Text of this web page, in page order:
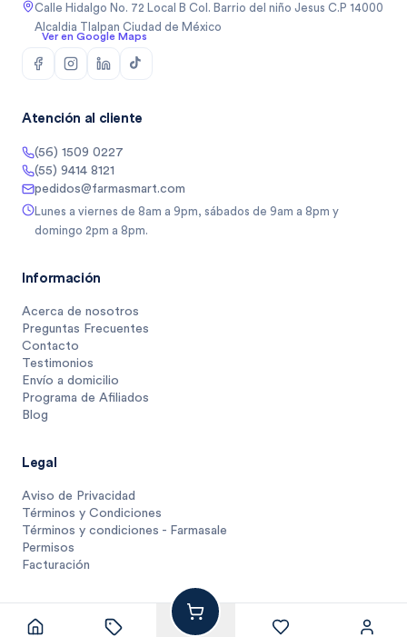
1 unidad $16.1
$16.1
Calle Hidalgo No. 72 Local B Col. Barrio del niño Jesus C.P 14000
Alcaldia Tlalpan Ciudad de México
Ver en Google Maps
Atención al cliente
(56) 1509 0227
(55) 9414 8121
pedidos@farmasmart.com
Lunes a viernes de 8am a 9pm, sábados de 9am a 8pm y
domingo 2pm a 8pm.
Información
Acerca de nosotros
Preguntas Frecuentes
Contacto
Testimonios
Envío a domicilio
Programa de Afiliados
Blog
Legal
Aviso de Privacidad
Términos y Condiciones
Términos y condiciones - Farmasale
Permisos
Facturación